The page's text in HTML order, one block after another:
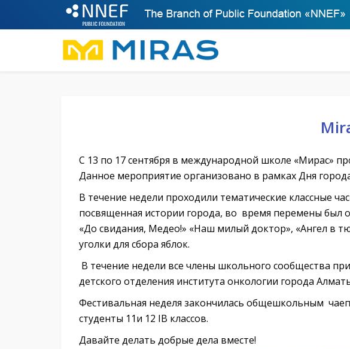
С 13 по 17 сентября в международной школе «Мирас»
Данное мероприятие организовано в рамках Дня
В течение недели проходили тематические классные
посвященная истории города, во время перемены
«До свидания, Медео!» «Наш милый доктор», «Ангел в
уголки для сбора яблок.
В течение недели все члены школьного сообщества
детского отделения института онкологии города
Фестивальная неделя закончилась общешкольным
студенты 11и 12 IB классов.
Давайте делать добрые дела вместе!